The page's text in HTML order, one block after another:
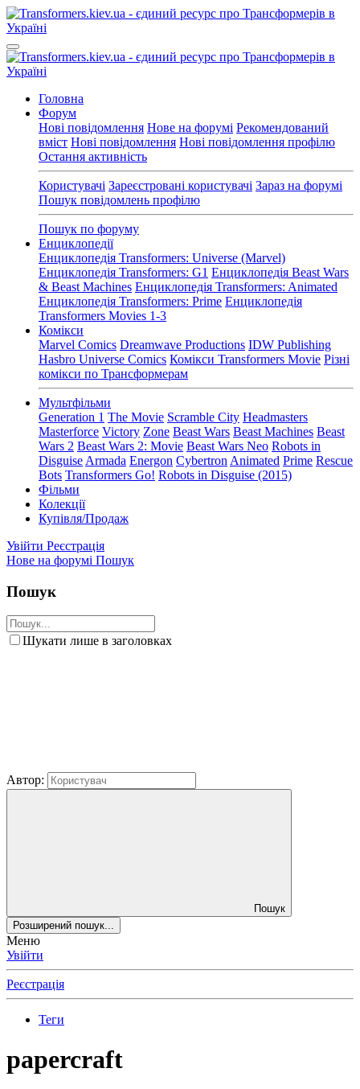
Головна
Форум
Нові повідомлення Нове на форумі Рекомендований
вміст Нові повідомлення Нові повідомлення профілю
Остання активність
Користувачі Зареєстровані користувачі Зараз на форумі
Пошук повідомлень профілю
Пошук по форуму
Енциклопедії
Енциклопедія Transformers: Universe (Marvel)
Енциклопедія Transformers: G1 Енциклопедія Beast Wars
& Beast Machines Енциклопедія Transformers: Animated
Енциклопедія Transformers: Prime Енциклопедія
Transformers Movies 1-3
Комікси
Marvel Comics Dreamwave Productions IDW Publishing
Hasbro Universe Comics Комікси Transformers Movie Різні
комікси по Трансформерам
Мультфільми
Generation 1 The Movie Scramble City Headmasters
Masterforce Victory Zone Beast Wars Beast Machines Beast
Wars 2 Beast Wars 2: Movie Beast Wars Neo Robots in
Disguise Armada Energon Cybertron Animated Prime Rescue
Bots Transformers Go! Robots in Disguise (2015)
Фільми
Колекції
Купівля/Продаж
Увійти Реєстрація
Нове на форумі Пошук
Пошук
Шукати лише в заголовках
Автор:
Пошук
Розширений пошук...
Меню
Увійти
Реєстрація
Теги
papercraft